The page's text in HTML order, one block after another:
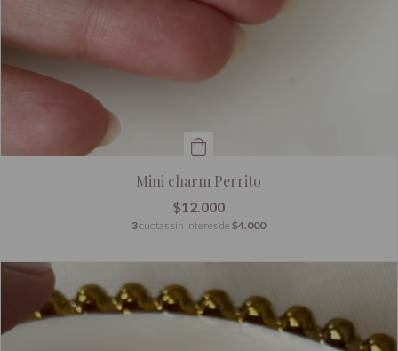
Mini charm Perrito
$12.000
3cuotas sin interés de $4.000